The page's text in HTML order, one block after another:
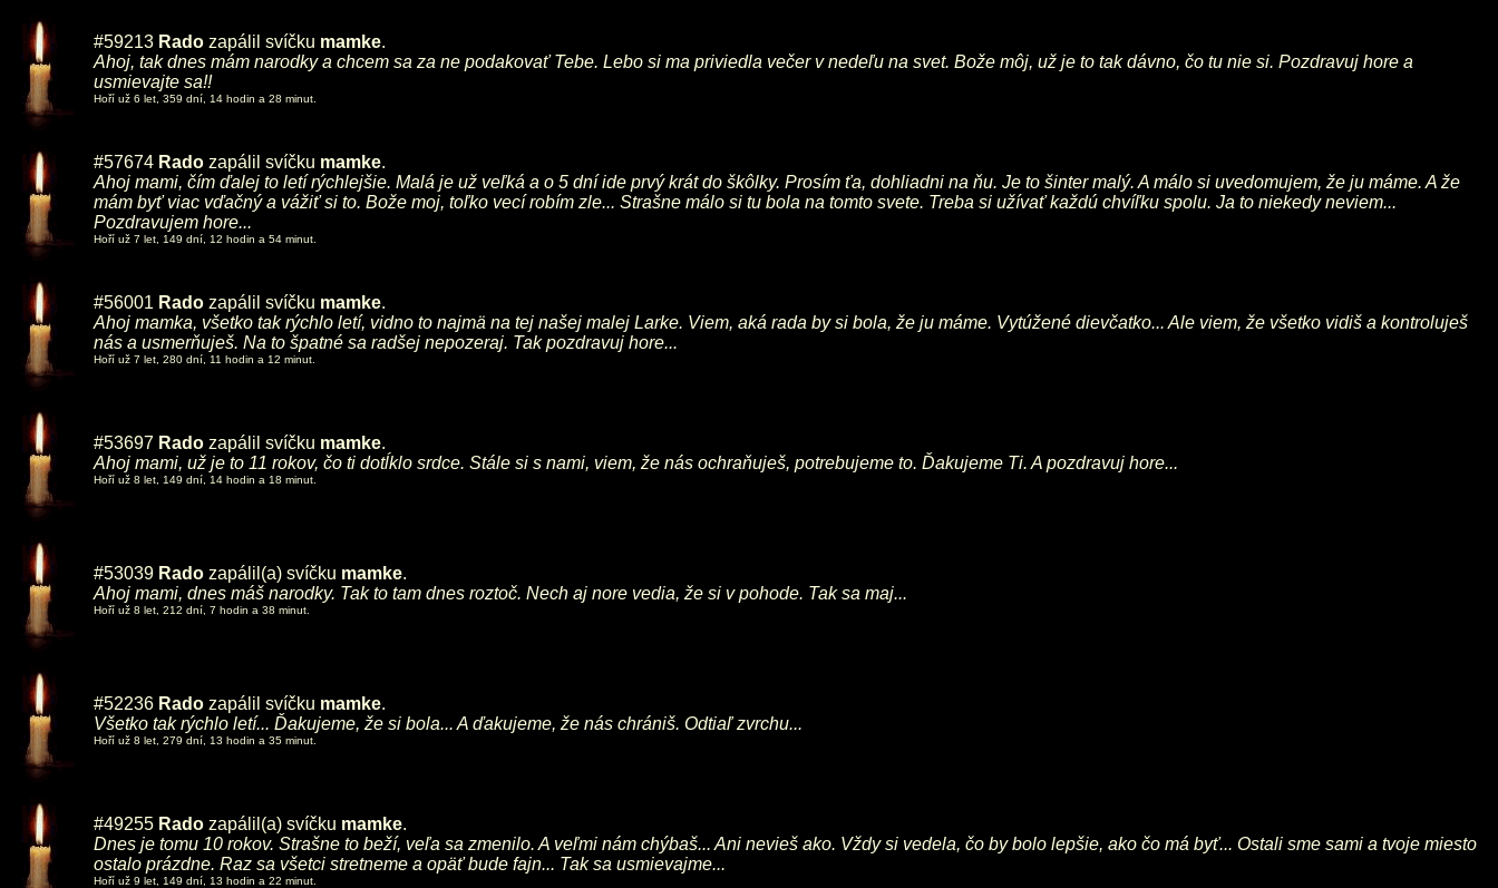
#59213 Rado zapálil svíčku mamke.
Ahoj, tak dnes mám narodky a chcem sa za ne podakovať Tebe. Lebo si ma priviedla večer v nedeľu na svet. Bože môj, už je to tak dávno, čo tu nie si. Pozdravuj hore a
usmievajte sa!!
Hoří už 6 let, 359 dní, 14 hodin a 28 minut.
#57674 Rado zapálil svíčku mamke.
Ahoj mami, čím ďalej to letí rýchlejšie. Malá je už veľká a o 5 dní ide prvý krát do škôlky. Prosím ťa, dohliadni na ňu. Je to šinter malý. A málo si uvedomujem, že ju máme. A že
mám byť viac vďačný a vážiť si to. Bože moj, toľko vecí robím zle... Strašne málo si tu bola na tomto svete. Treba si užívať každú chvíľku spolu. Ja to niekedy neviem...
Pozdravujem hore...
Hoří už 7 let, 149 dní, 12 hodin a 54 minut.
#56001 Rado zapálil svíčku mamke.
Ahoj mamka, všetko tak rýchlo letí, vidno to najmä na tej našej malej Larke. Viem, aká rada by si bola, že ju máme. Vytúžené dievčatko... Ale viem, že všetko vidiš a kontroluješ
nás a usmerňuješ. Na to špatné sa radšej nepozeraj. Tak pozdravuj hore...
Hoří už 7 let, 280 dní, 11 hodin a 12 minut.
#53697 Rado zapálil svíčku mamke.
Ahoj mami, už je to 11 rokov, čo ti dotĺklo srdce. Stále si s nami, viem, že nás ochraňuješ, potrebujeme to. Ďakujeme Ti. A pozdravuj hore...
Hoří už 8 let, 149 dní, 14 hodin a 18 minut.
#53039 Rado zapálil(a) svíčku mamke.
Ahoj mami, dnes máš narodky. Tak to tam dnes roztoč. Nech aj nore vedia, že si v pohode. Tak sa maj...
Hoří už 8 let, 212 dní, 7 hodin a 38 minut.
#52236 Rado zapálil svíčku mamke.
Všetko tak rýchlo letí... Ďakujeme, že si bola... A ďakujeme, že nás chrániš. Odtiaľ zvrchu...
Hoří už 8 let, 279 dní, 13 hodin a 35 minut.
#49255 Rado zapálil(a) svíčku mamke.
Dnes je tomu 10 rokov. Strašne to beží, veľa sa zmenilo. A veľmi nám chýbaš... Ani nevieš ako. Vždy si vedela, čo by bolo lepšie, ako čo má byť... Ostali sme sami a tvoje miesto
ostalo prázdne. Raz sa všetci stretneme a opäť bude fajn... Tak sa usmievajme...
Hoří už 9 let, 149 dní, 13 hodin a 22 minut.